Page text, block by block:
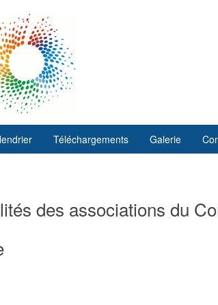
Téléchargements Galerie
des associations du